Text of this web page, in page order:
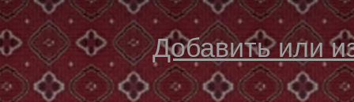
Добавить или